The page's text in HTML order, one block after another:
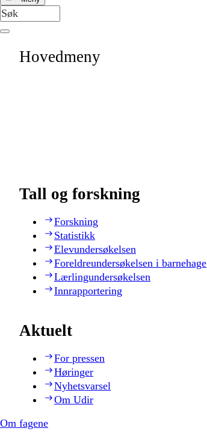
Hovedmeny
Tall og forskning
Forskning
Statistikk
Elevundersøkelsen
Foreldreundersøkelsen i barnehage
Lærlingundersøkelsen
Innrapportering
Aktuelt
For pressen
Høringer
Nyhetsvarsel
Om Udir
Om fagene